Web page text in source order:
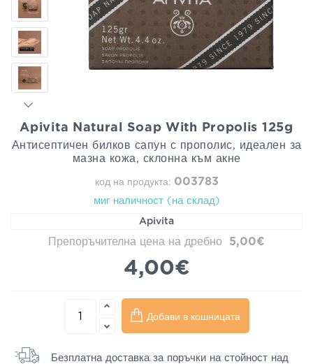
Apivita Natural Soap With Propolis 125g
Антисептичен билков сапун с прополис, идеален за
мазна кожа, склонна към акне
код на продукта: 003783
миг наличност (на склад)
Apivita
Препоръчителна цена на дребно 5,00€
4,00€
Добави в кошницата
Безплатна доставка за поръчки на стойност над